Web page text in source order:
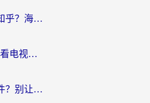
国外可以看央视影音吗知乎？海外党亲测有效的回国加速方案
海外党必看：选对“海外看电视剧软件”，再也不用愁国内剧刷不了
国外如何听国内音乐软件？别让地域限制，断了你的中文歌单